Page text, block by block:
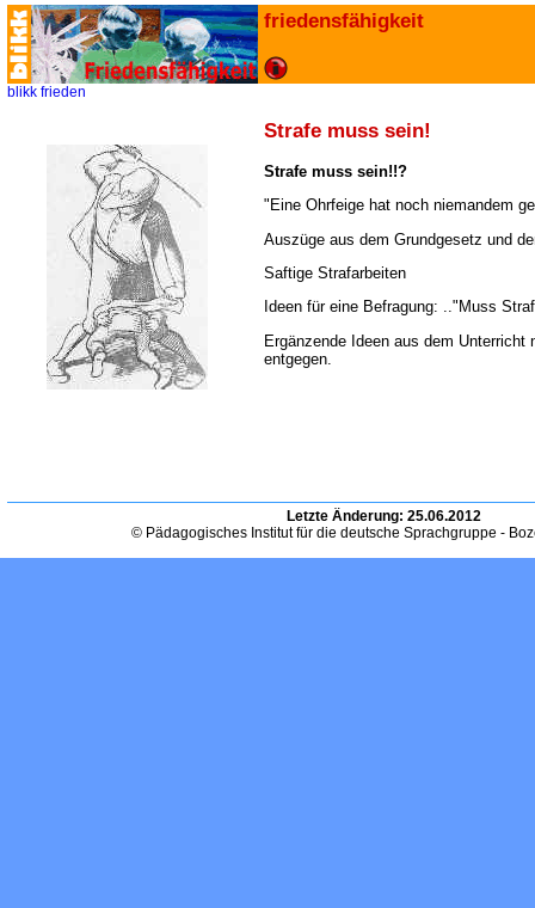
friedensfähigkeit
blikk frieden
Strafe muss sein!
Strafe muss sein!!?
"Eine Ohrfeige hat noch niemandem
Auszüge aus dem Grundgesetz und
Saftige Strafarbeiten
Ideen für eine Befragung: .."Muss
Ergänzende Ideen aus dem Unterricht
entgegen.
Letzte Änderung: 25.06.2012
© Pädagogisches Institut für die deutsche Sprachgruppe -